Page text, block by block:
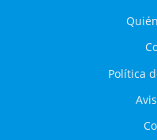
Política